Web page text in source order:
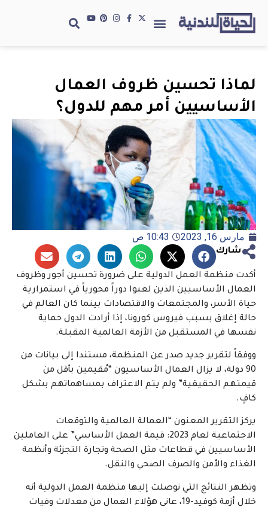
لماذا تحسين ظروف العمال
الأساسيين أمر مهم للدول؟
مارس 16, 2023 10:43 ص
شارك
أكدت منظمة العمل الدولية على ضرورة تحسين أجور وظروف
العمال الأساسيين الذين لعبوا دوراً محورياً في استمرارية
حياة الأسر، والمجتمعات والاقتصادات بينما كان العالم في
حالة إغلاق بسبب فيروس كورونا، إذا أرادت الدول حماية
نفسها في المستقبل من الأزمة العالمية المقبلة.
ووفقاً لتقرير جديد صدر عن المنظمة، مستندا إلى بيانات من
90 دولة، لا يزال العمال الأساسيون “مُقيمين بأقل من
قيمتهم الحقيقية” ولم يتم الاعتراف بمساهماتهم بشكل
كافٍ.
يركز التقرير المعنون “العمالة العالمية والتوقعات
الاجتماعية لعام 2023: قيمة العمل الأساسي” على العاملين
الأساسيين في قطاعات مثل الصحة وتجارة التجزئة وأنظمة
الغذاء والأمن والصرف الصحي والنقل.
وتظهر النتائج التي توصلت إليها منظمة العمل الدولية أنه
خلال أزمة كوفيد-19، عانى هؤلاء العمال من معدلات وفيات